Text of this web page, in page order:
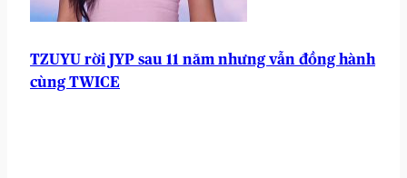
TZUYU rời JYP sau 11 năm nhưng vẫn đồng hành
cùng TWICE